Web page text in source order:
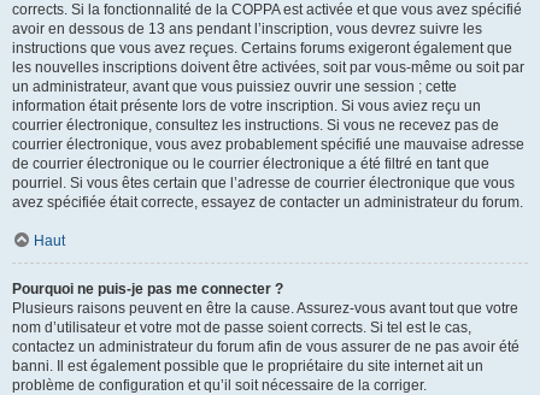
corrects. Si la fonctionnalité de la COPPA est activée et que vous avez spécifié
avoir en dessous de 13 ans pendant l’inscription, vous devrez suivre les
instructions que vous avez reçues. Certains forums exigeront également que
les nouvelles inscriptions doivent être activées, soit par vous-même ou soit par
un administrateur, avant que vous puissiez ouvrir une session ; cette
information était présente lors de votre inscription. Si vous aviez reçu un
courrier électronique, consultez les instructions. Si vous ne recevez pas de
courrier électronique, vous avez probablement spécifié une mauvaise adresse
de courrier électronique ou le courrier électronique a été filtré en tant que
pourriel. Si vous êtes certain que l’adresse de courrier électronique que vous
avez spécifiée était correcte, essayez de contacter un administrateur du forum.
Haut
Pourquoi ne puis-je pas me connecter ?
Plusieurs raisons peuvent en être la cause. Assurez-vous avant tout que votre
nom d’utilisateur et votre mot de passe soient corrects. Si tel est le cas,
contactez un administrateur du forum afin de vous assurer de ne pas avoir été
banni. Il est également possible que le propriétaire du site internet ait un
problème de configuration et qu’il soit nécessaire de la corriger.